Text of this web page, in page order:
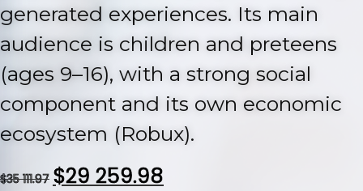
generated experiences. Its main
audience is children and preteens
(ages 9–16), with a strong social
component and its own economic
ecosystem (Robux).
$35 111.97 $29 259.98